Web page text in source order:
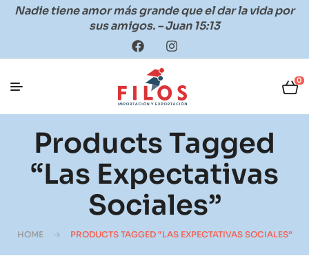
Nadie tiene amor más grande que el dar la vida por
sus amigos. – Juan 15:13
0
Products Tagged
“las Expectativas
Sociales”
HOME PRODUCTS TAGGED “LAS EXPECTATIVAS SOCIALES”